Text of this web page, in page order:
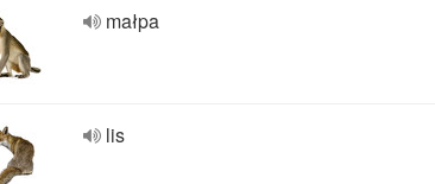
małpa
lis